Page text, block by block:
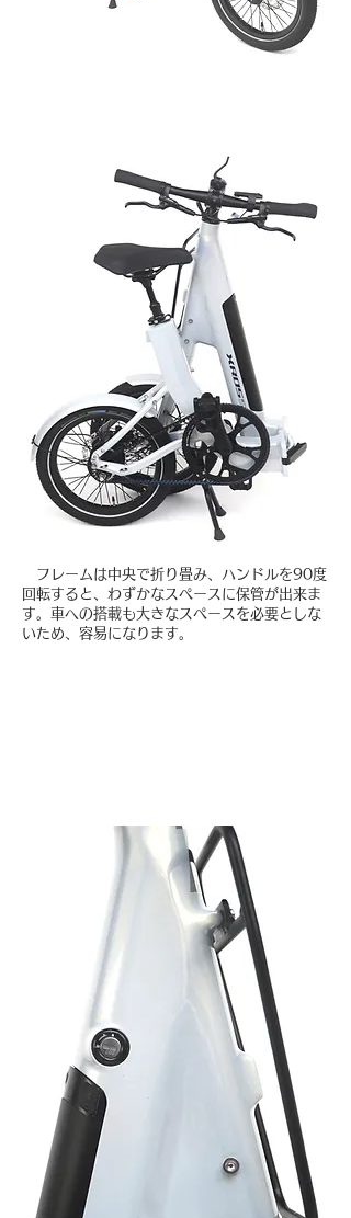
フレームは中央で折り畳み、ハンドルを90度
回転すると、わずかなスペースに保管が出来ま
す。車への搭載も大きなスペースを必要としな
いため、容易になります。